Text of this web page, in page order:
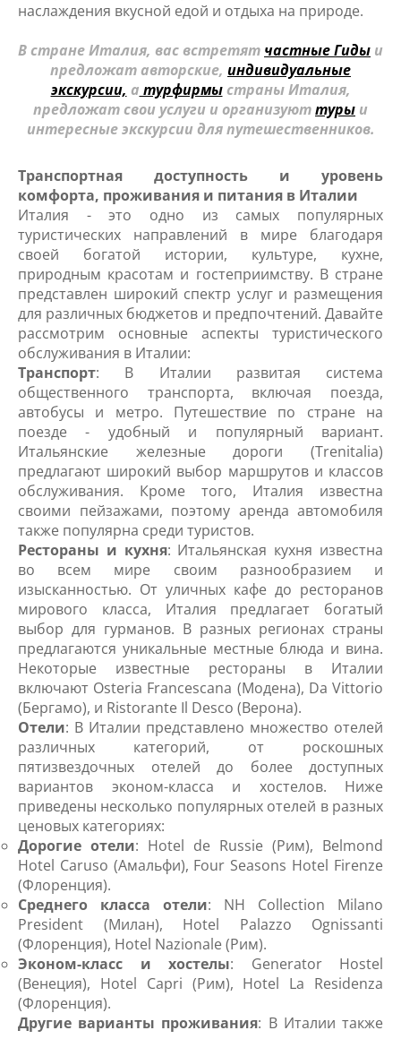
наслаждения вкусной едой и отдыха на природе.
В стране Италия, вас встретят частные Гиды и
предложат авторские, индивидуальные
экскурсии, а турфирмыстраны Италия,
предложат свои услуги и организуюттуры и
интересные экскурсии для путешественников.
Транспортная доступность и уровень
комфорта, проживания и питания в Италии
Италия - это одно из самых популярных
туристических направлений в мире благодаря
своей богатой истории, культуре, кухне,
природным красотам и гостеприимству. В стране
представлен широкий спектр услуг и размещения
для различных бюджетов и предпочтений. Давайте
рассмотрим основные аспекты туристического
обслуживания в Италии:
Транспорт: В Италии развитая система
общественного транспорта, включая поезда,
автобусы и метро. Путешествие по стране на
поезде - удобный и популярный вариант.
Итальянские железные дороги (Trenitalia)
предлагают широкий выбор маршрутов и классов
обслуживания. Кроме того, Италия известна
своими пейзажами, поэтому аренда автомобиля
также популярна среди туристов.
Рестораны и кухня: Итальянская кухня известна
во всем мире своим разнообразием и
изысканностью. От уличных кафе до ресторанов
мирового класса, Италия предлагает богатый
выбор для гурманов. В разных регионах страны
предлагаются уникальные местные блюда и вина.
Некоторые известные рестораны в Италии
включают Osteria Francescana (Модена), Da Vittorio
(Бергамо), и Ristorante Il Desco (Верона).
Отели: В Италии представлено множество отелей
различных категорий, от роскошных
пятизвездочных отелей до более доступных
вариантов эконом-класса и хостелов. Ниже
приведены несколько популярных отелей в разных
ценовых категориях:
Дорогие отели: Hotel de Russie (Рим), Belmond
Hotel Caruso (Амальфи), Four Seasons Hotel Firenze
(Флоренция).
Среднего класса отели: NH Collection Milano
President (Милан), Hotel Palazzo Ognissanti
(Флоренция), Hotel Nazionale (Рим).
Эконом-класс и хостелы: Generator Hostel
(Венеция), Hotel Capri (Рим), Hotel La Residenza
(Флоренция).
Другие варианты проживания: В Италии также